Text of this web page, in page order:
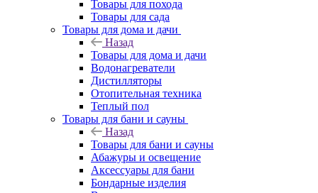
Товары для похода
Товары для сада
Товары для дома и дачи
Назад
Товары для дома и дачи
Водонагреватели
Дистилляторы
Отопительная техника
Теплый пол
Товары для бани и сауны
Назад
Товары для бани и сауны
Абажуры и освещение
Аксессуары для бани
Бондарные изделия